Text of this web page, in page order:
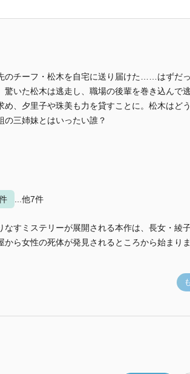
のチーフ・松木を自宅に送り届けた……はずだ
た松木は逃走し、職場の後輩を巻き込んで
、夕里子や珠美も力を貸すことに。松木はど
三姉妹とはいったい誰？
...他7件
すミステリーが展開される本作は、長女・綾
ら女性の死体が発見されるところから始まり